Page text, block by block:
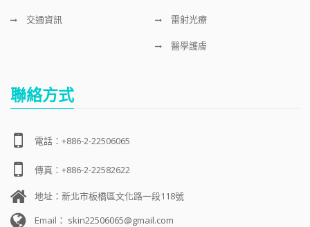
交通資訊 雷射光療
醫學護膚
聯絡方式
電話：+886-2-22506065
傳真：+886-2-22582622
地址：新北市板橋區文化路一段118號
Email： skin22506065@gmail.com